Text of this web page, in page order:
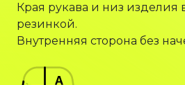
Края рукава и низ изделия
резинкой.
Внутренняя сторона без